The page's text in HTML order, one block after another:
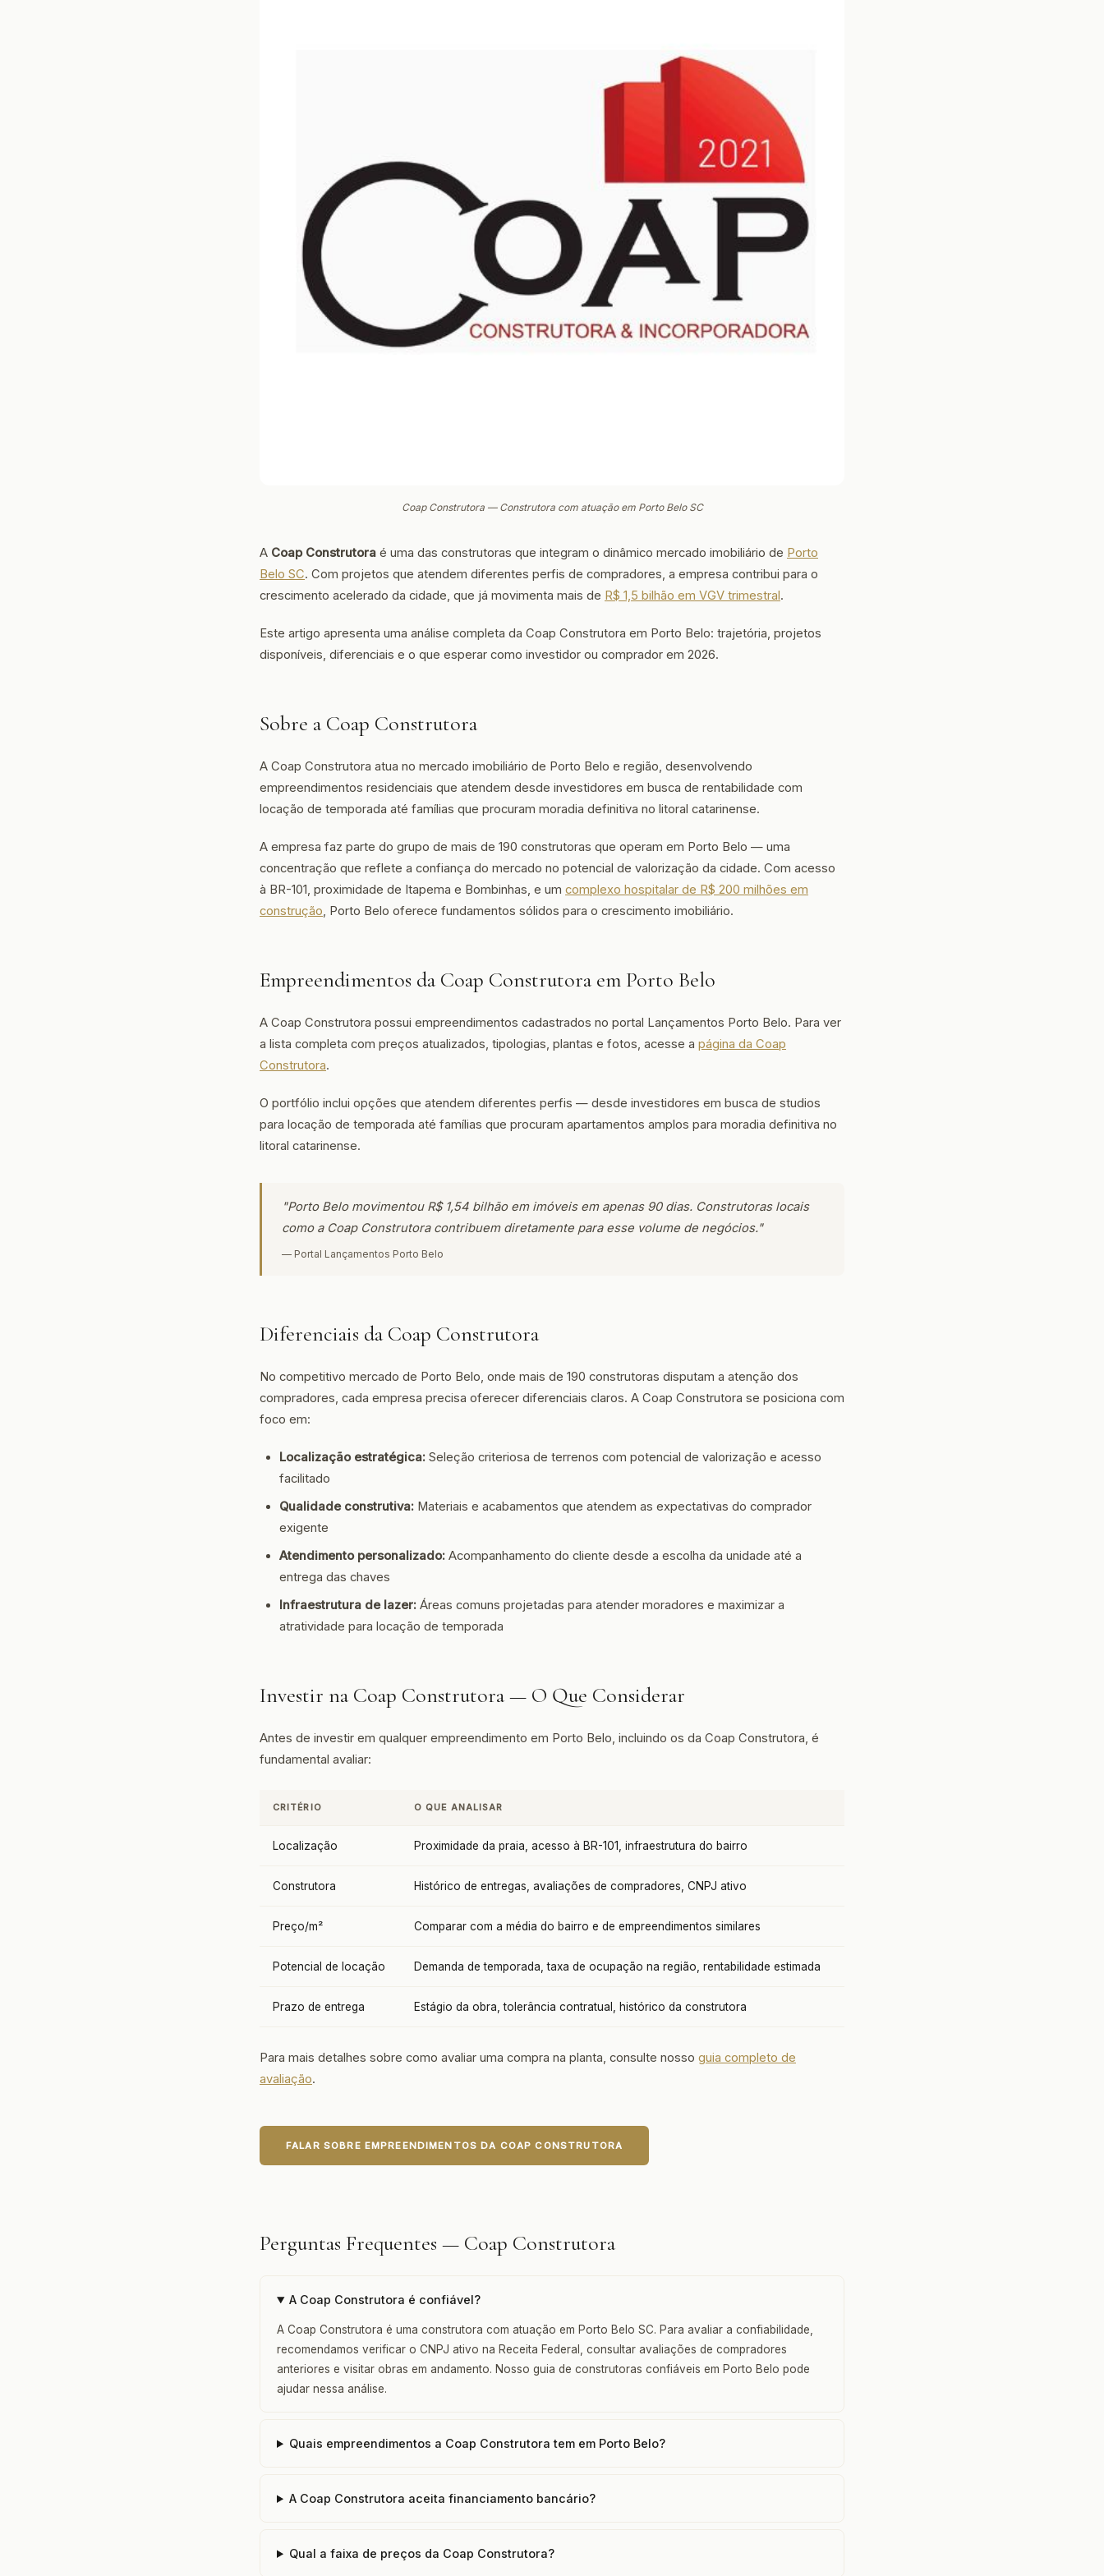
Coap Construtora — Construtora com atuação em Porto Belo SC
A Coap Construtora é uma das construtoras que integram o dinâmico mercado imobiliário de Porto
Belo SC. Com projetos que atendem diferentes perfis de compradores, a empresa contribui para o
crescimento acelerado da cidade, que já movimenta mais de R$ 1,5 bilhão em VGV trimestral.
Este artigo apresenta uma análise completa da Coap Construtora em Porto Belo: trajetória, projetos
disponíveis, diferenciais e o que esperar como investidor ou comprador em 2026.
Sobre a Coap Construtora
A Coap Construtora atua no mercado imobiliário de Porto Belo e região, desenvolvendo
empreendimentos residenciais que atendem desde investidores em busca de rentabilidade com
locação de temporada até famílias que procuram moradia definitiva no litoral catarinense.
A empresa faz parte do grupo de mais de 190 construtoras que operam em Porto Belo — uma
concentração que reflete a confiança do mercado no potencial de valorização da cidade. Com acesso
à BR-101, proximidade de Itapema e Bombinhas, e um complexo hospitalar de R$ 200 milhões em
construção, Porto Belo oferece fundamentos sólidos para o crescimento imobiliário.
Empreendimentos da Coap Construtora em Porto Belo
A Coap Construtora possui empreendimentos cadastrados no portal Lançamentos Porto Belo. Para ver
a lista completa com preços atualizados, tipologias, plantas e fotos, acesse a página da Coap
Construtora.
O portfólio inclui opções que atendem diferentes perfis — desde investidores em busca de studios
para locação de temporada até famílias que procuram apartamentos amplos para moradia definitiva no
litoral catarinense.
"Porto Belo movimentou R$ 1,54 bilhão em imóveis em apenas 90 dias. Construtoras locais
como a Coap Construtora contribuem diretamente para esse volume de negócios."
— Portal Lançamentos Porto Belo
Diferenciais da Coap Construtora
No competitivo mercado de Porto Belo, onde mais de 190 construtoras disputam a atenção dos
compradores, cada empresa precisa oferecer diferenciais claros. A Coap Construtora se posiciona com
foco em:
Localização estratégica: Seleção criteriosa de terrenos com potencial de valorização e acesso
facilitado
Qualidade construtiva: Materiais e acabamentos que atendem as expectativas do comprador
exigente
Atendimento personalizado: Acompanhamento do cliente desde a escolha da unidade até a
entrega das chaves
Infraestrutura de lazer: Áreas comuns projetadas para atender moradores e maximizar a
atratividade para locação de temporada
Investir na Coap Construtora — O Que Considerar
Antes de investir em qualquer empreendimento em Porto Belo, incluindo os da Coap Construtora, é
fundamental avaliar:
CRITÉRIO O QUE ANALISAR
Localização Proximidade da praia, acesso à BR-101, infraestrutura do bairro
Construtora Histórico de entregas, avaliações de compradores, CNPJ ativo
Preço/m² Comparar com a média do bairro e de empreendimentos similares
Potencial de locação Demanda de temporada, taxa de ocupação na região, rentabilidade estimada
Prazo de entrega Estágio da obra, tolerância contratual, histórico da construtora
Para mais detalhes sobre como avaliar uma compra na planta, consulte nosso guia completo de
avaliação.
FALAR SOBRE EMPREENDIMENTOS DA COAP CONSTRUTORA
Perguntas Frequentes — Coap Construtora
A Coap Construtora é confiável?
A Coap Construtora é uma construtora com atuação em Porto Belo SC. Para avaliar a confiabilidade,
recomendamos verificar o CNPJ ativo na Receita Federal, consultar avaliações de compradores
anteriores e visitar obras em andamento. Nosso guia de construtoras confiáveis em Porto Belo pode
ajudar nessa análise.
Quais empreendimentos a Coap Construtora tem em Porto Belo?
A Coap Construtora aceita financiamento bancário?
Qual a faixa de preços da Coap Construtora?